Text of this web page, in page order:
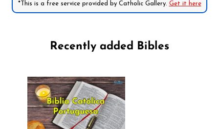
*This is a free service provided by Catholic Gallery. Get it here
Recently added Bibles